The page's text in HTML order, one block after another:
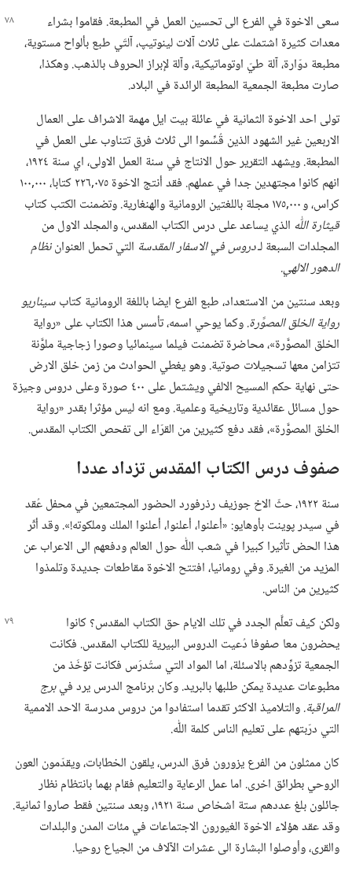
سعى الاخوة في الفرع الى تحسين العمل في المطبعة.‏ فقاموا بشراء
معدات كثيرة اشتملت على ثلاث آلات لينوتيپ،‏ آلتَي طبع بألواح مستوية،‏
مطبعة دوّارة،‏ آلة طيّ اوتوماتيكية،‏ وآلة لإبراز الحروف بالذهب.‏ وهكذا،‏
صارت مطبعة الجمعية المطبعة الرائدة في البلاد.‏
تولى احد الاخوة الثمانية في عائلة بيت ايل مهمة الاشراف على العمال
الاربعين غير الشهود الذين قُسِّموا الى ثلاث فرق تتناوب على العمل في
المطبعة.‏ ويشهد التقرير حول الانتاج في سنة العمل الاولى،‏ اي سنة ١٩٢٤،‏
انهم كانوا مجتهدين جدا في عملهم.‏ فقد أنتج الاخوة ٠٧٥‏,٢٢٦ كتابا،‏ ٠٠٠‏,١٠٠
كراس،‏ و ٠٠٠‏,١٧٥ مجلة باللغتين الرومانية والهنغارية.‏ وتضمنت الكتب كتاب
قيثارة اللّٰه الذي يساعد على درس الكتاب المقدس،‏ والمجلد الاول من
المجلدات السبعة لـ‍دروس في الاسفار المقدسة التي تحمل العنواننظام
الدهور الالهي.‏
وبعد سنتين من الاستعداد،‏ طبع الفرع ايضا باللغة الرومانية كتابسيناريو
رواية الخلق المصوَّرة.‏وكما يوحي اسمه،‏ تأسس هذا الكتاب على «رواية
الخلق المصوَّرة»،‏ محاضرة تضمنت فيلما سينمائيا وصورا زجاجية ملوَّنة
تتزامن معها تسجيلات صوتية.‏ وهو يغطي الحوادث من زمن خلق الارض
حتى نهاية حكم المسيح الالفي ويشتمل على ٤٠٠ صورة وعلى دروس وجيزة
حول مسائل عقائدية وتاريخية وعلمية.‏ ومع انه ليس مؤثرا بقدر «رواية
الخلق المصوَّرة»،‏ فقد دفع كثيرين من القرّاء الى تفحص الكتاب المقدس.‏
صفوف درس الكتاب المقدس تزداد عددا
سنة ١٩٢٢،‏ حثّ الاخ جوزيف رذرفورد الحضور المجتمعين في محفل عُقد
في سيدر پوينت بأوهايو:‏ «أعلنوا،‏ أعلنوا،‏ أعلنوا الملك وملكوته!‏».‏ وقد أثّر
هذا الحض تأثيرا كبيرا في شعب اللّٰه حول العالم ودفعهم الى الاعراب عن
المزيد من الغيرة.‏ وفي رومانيا،‏ افتتح الاخوة مقاطعات جديدة وتلمذوا
كثيرين من الناس.‏
ولكن كيف تعلَّم الجدد في تلك الايام حق الكتاب المقدس؟‏ كانوا
يحضرون معا صفوفا دُعيت الدروس البيرية للكتاب المقدس.‏ فكانت
الجمعية تزوِّدهم بالاسئلة،‏ اما المواد التي ستُدرَس فكانت تؤخَذ من
مطبوعات عديدة يمكن طلبها بالبريد.‏ وكان برنامج الدرس يرد فيبرج
المراقبة.‏والتلاميذ الاكثر تقدما استفادوا من دروس مدرسة الاحد الاممية
التي درّبتهم على تعليم الناس كلمة اللّٰه.‏
كان ممثلون من الفرع يزورون فرق الدرس،‏ يلقون الخطابات،‏ ويقدّمون العون
الروحي بطرائق اخرى.‏ اما عمل الرعاية والتعليم فقام بهما بانتظام نظار
جائلون بلغ عددهم ستة اشخاص سنة ١٩٢١،‏ وبعد سنتين فقط صاروا ثمانية.‏
وقد عقد هؤلاء الاخوة الغيورون الاجتماعات في مئات المدن والبلدات
والقرى،‏ وأوصلوا البشارة الى عشرات الآلاف من الجياع روحيا.‏